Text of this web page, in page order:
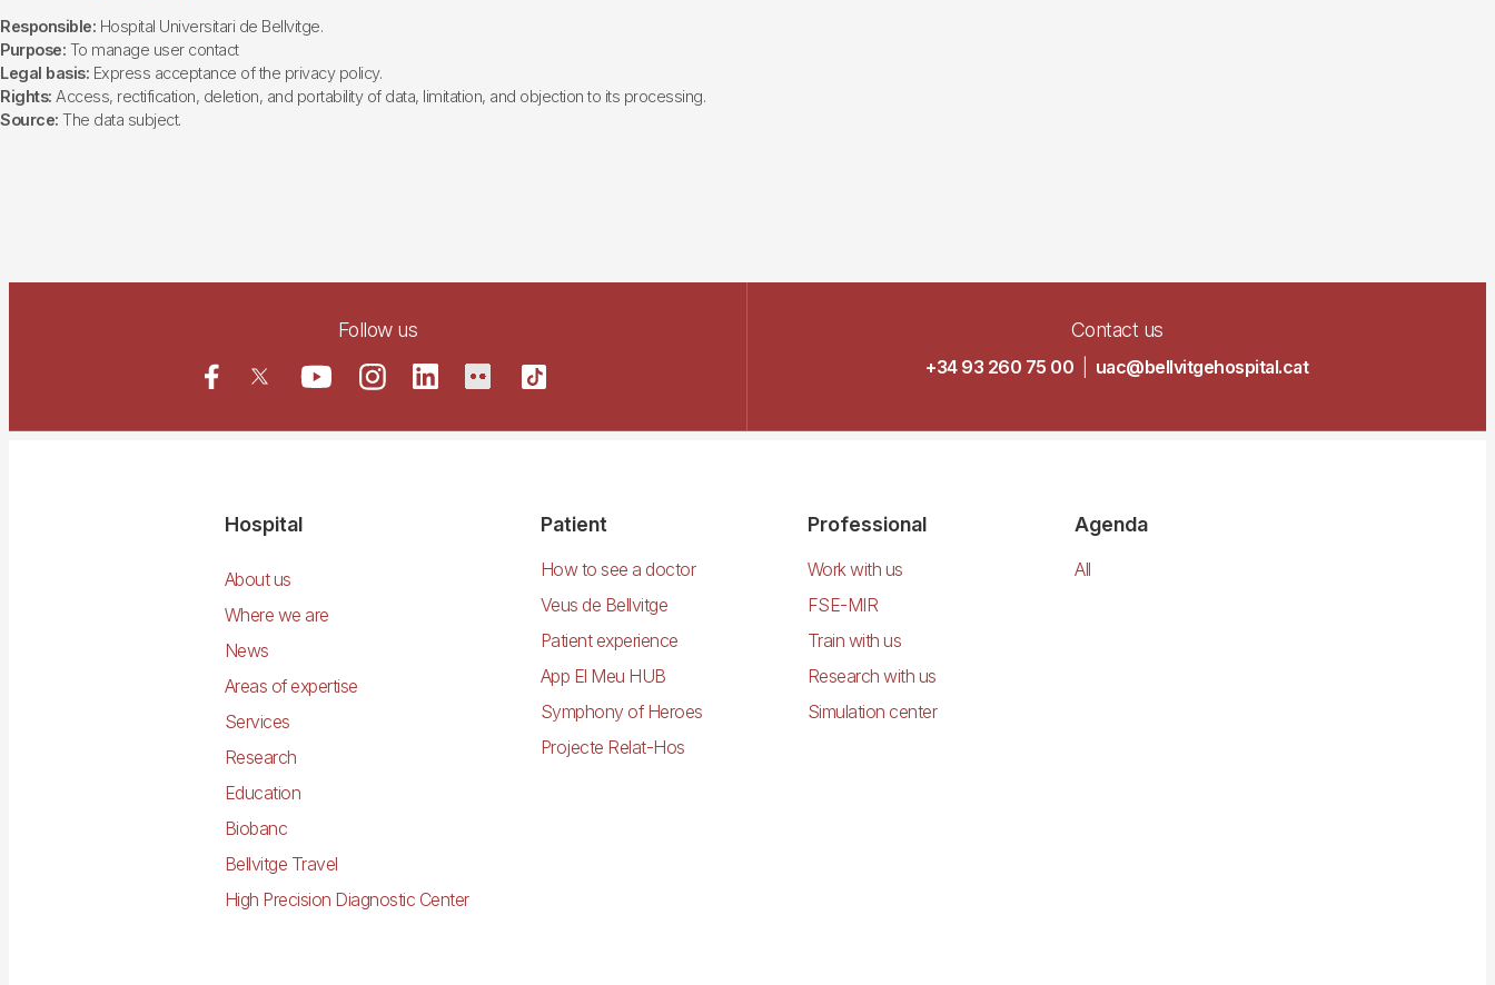
Responsible: Hospital Universitari de Bellvitge.
Purpose: To manage user contact
Legal basis: Express acceptance of the privacy policy.
Rights: Access, rectification, deletion, and portability of data, limitation, and objection to its processing.
Source: The data subject.
Follow us Contact us
+34 93 260 75 00 uac@bellvitgehospital.cat
Hospital
About us
Where we are
News
Areas of expertise
Services
Research
Education
Biobanc
Bellvitge Travel
High Precision Diagnostic Center
Patient
How to see a doctor
Veus de Bellvitge
Patient experience
App El Meu HUB
Symphony of Heroes
Projecte Relat-Hos
Professional
Work with us
FSE-MIR
Train with us
Research with us
Simulation center
Agenda
All